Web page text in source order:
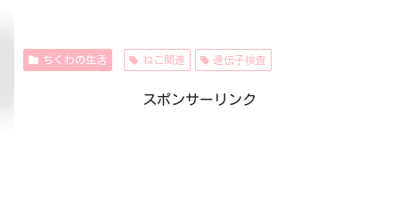
ちくわの生活 ねこ関連 遺伝子検査
スポンサーリンク